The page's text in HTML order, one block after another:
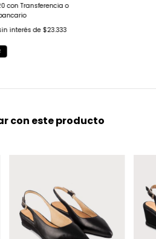
con Transferencia o
interés de $23.333
con este producto